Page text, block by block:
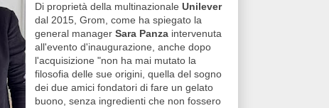
Di proprietà della multinazionale Unilever
dal 2015, Grom, come ha spiegato la
general manager Sara Panza intervenuta
all'evento d'inaugurazione, anche dopo
l'acquisizione "non ha mai mutato la
filosofia delle sue origini, quella del sogno
dei due amici fondatori di fare un gelato
buono, senza ingredienti che non fossero